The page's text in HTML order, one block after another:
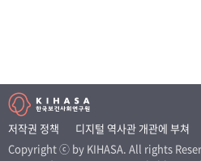
저작권 정책 디지털 역사관 개관에 부쳐
Copyright ⓒ by KIHASA. All rights